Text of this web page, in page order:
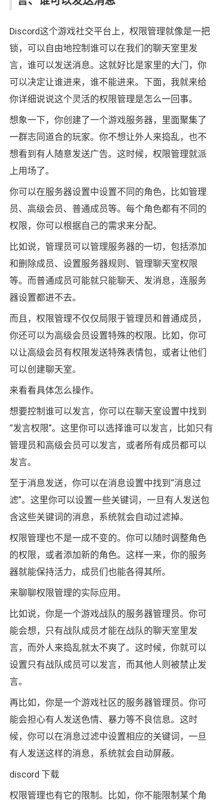
Discord这个游戏社交平台上，权限管理就像是一把
锁，可以自由地控制谁可以在我们的聊天室里发
言，谁可以发送消息。这就好比是家里的大门，你
可以决定让谁进来，谁不能进来。下面，我就来给
你详细说说这个灵活的权限管理是怎么一回事。
想象一下，你创建了一个游戏服务器，里面聚集了
一群志同道合的玩家。你不想让外人来捣乱，也不
想看到有人随意发送广告。这时候，权限管理就派
上用场了。
你可以在服务器设置中设置不同的角色，比如管理
员、高级会员、普通成员等。每个角色都有不同的
权限，你可以根据自己的需求来分配。
比如说，管理员可以管理服务器的一切，包括添加
和删除成员、设置服务器规则、管理聊天室权限
等。而普通成员可能就只能聊天、发消息，连服务
器设置都进不去。
而且，权限管理不仅仅局限于管理员和普通成员，
你还可以为高级会员设置特殊的权限。比如，你可
以让高级会员有权限发送特殊表情包，或者让他们
可以创建聊天室。
来看看具体怎么操作。
想要控制谁可以发言，你可以在聊天室设置中找到
“发言权限”。这里你可以选择谁可以发言，比如只有
管理员和高级会员可以发言，或者所有成员都可以
发言。
至于消息发送，你可以在消息设置中找到“消息过
滤”。这里你可以设置一些关键词，一旦有人发送包
含这些关键词的消息，系统就会自动过滤掉。
权限管理也不是一成不变的。你可以随时调整角色
的权限，或者添加新的角色。这样一来，你的服务
器就能保持活力，成员们也能各得其所。
来聊聊权限管理的实际应用。
比如说，你是一个游戏战队的服务器管理员。你可
能会想，只有战队成员才能在战队的聊天室里发
言，而外人来捣乱就太不爽了。这时候，你就可以
设置只有战队成员可以发言，而其他人则被禁止发
言。
再比如，你是一个游戏社区的服务器管理员。你可
能会担心有人发送色情、暴力等不良信息。这时
候，你可以在消息过滤中设置相应的关键词，一旦
有人发送这样的消息，系统就会自动屏蔽。
discord 下载
权限管理也有它的限制。比如，你不能限制某个角